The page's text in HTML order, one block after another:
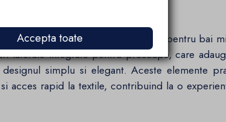
cm, lavoarul Lavanda este optim pentru bai
laterale integrate pentru prosoape, care
simplu si elegant. Aceste elemente
acces rapid la textile, contribuind la o
Accepta toate